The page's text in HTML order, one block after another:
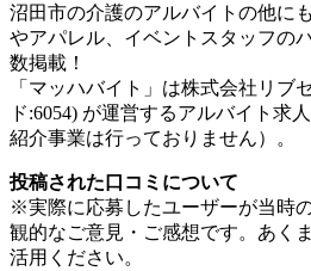
沼田市の介護のアルバイトの他に
やアパレル、イベントスタッフの
数掲載！
「マッハバイト」は株式会社リブ
ド:6054) が運営するアルバイト求
紹介事業は行っておりません）。
投稿された口コミについて
※実際に応募したユーザーが当時
観的なご意見・ご感想です。あく
活用ください。